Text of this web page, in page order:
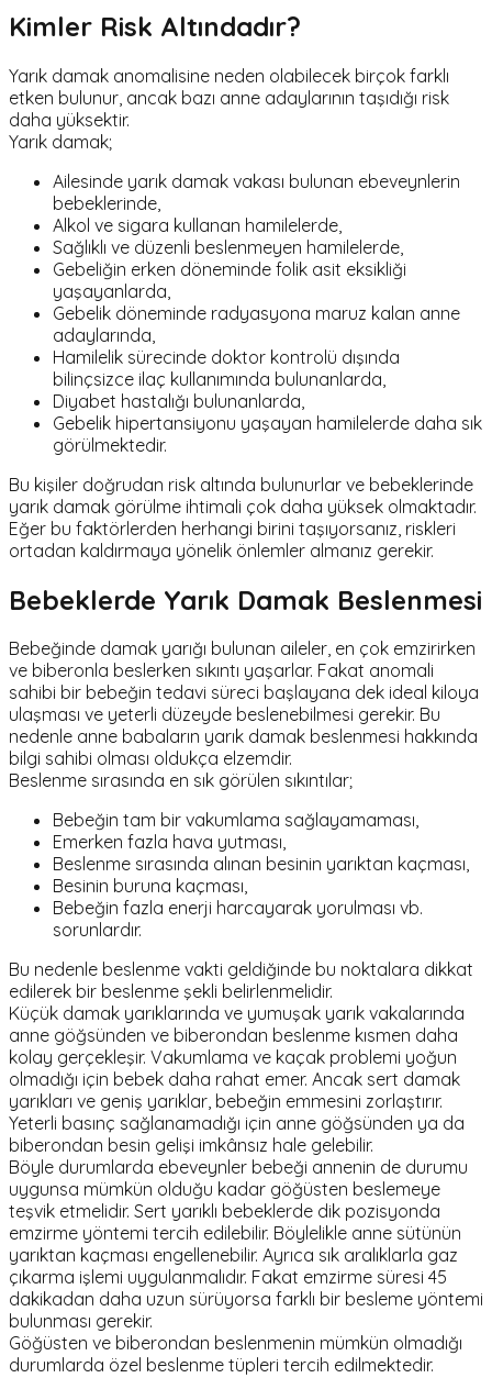
Kimler Risk Altındadır?
Yarık damak anomalisine neden olabilecek birçok farklı
etken bulunur, ancak bazı anne adaylarının taşıdığı risk
daha yüksektir.
Yarık damak;
Ailesinde yarık damak vakası bulunan ebeveynlerin
bebeklerinde,
Alkol ve sigara kullanan hamilelerde,
Sağlıklı ve düzenli beslenmeyen hamilelerde,
Gebeliğin erken döneminde folik asit eksikliği
yaşayanlarda,
Gebelik döneminde radyasyona maruz kalan anne
adaylarında,
Hamilelik sürecinde doktor kontrolü dışında
bilinçsizce ilaç kullanımında bulunanlarda,
Diyabet hastalığı bulunanlarda,
Gebelik hipertansiyonu yaşayan hamilelerde daha sık
görülmektedir.
Bu kişiler doğrudan risk altında bulunurlar ve bebeklerinde
yarık damak görülme ihtimali çok daha yüksek olmaktadır.
Eğer bu faktörlerden herhangi birini taşıyorsanız, riskleri
ortadan kaldırmaya yönelik önlemler almanız gerekir.
Bebeklerde Yarık Damak Beslenmesi
Bebeğinde damak yarığı bulunan aileler, en çok emzirirken
ve biberonla beslerken sıkıntı yaşarlar. Fakat anomali
sahibi bir bebeğin tedavi süreci başlayana dek ideal kiloya
ulaşması ve yeterli düzeyde beslenebilmesi gerekir. Bu
nedenle anne babaların yarık damak beslenmesi hakkında
bilgi sahibi olması oldukça elzemdir.
Beslenme sırasında en sık görülen sıkıntılar;
Bebeğin tam bir vakumlama sağlayamaması,
Emerken fazla hava yutması,
Beslenme sırasında alınan besinin yarıktan kaçması,
Besinin buruna kaçması,
Bebeğin fazla enerji harcayarak yorulması vb.
sorunlardır.
Bu nedenle beslenme vakti geldiğinde bu noktalara dikkat
edilerek bir beslenme şekli belirlenmelidir.
Küçük damak yarıklarında ve yumuşak yarık vakalarında
anne göğsünden ve biberondan beslenme kısmen daha
kolay gerçekleşir. Vakumlama ve kaçak problemi yoğun
olmadığı için bebek daha rahat emer. Ancak sert damak
yarıkları ve geniş yarıklar, bebeğin emmesini zorlaştırır.
Yeterli basınç sağlanamadığı için anne göğsünden ya da
biberondan besin gelişi imkânsız hale gelebilir.
Böyle durumlarda ebeveynler bebeği annenin de durumu
uygunsa mümkün olduğu kadar göğüsten beslemeye
teşvik etmelidir. Sert yarıklı bebeklerde dik pozisyonda
emzirme yöntemi tercih edilebilir. Böylelikle anne sütünün
yarıktan kaçması engellenebilir. Ayrıca sık aralıklarla gaz
çıkarma işlemi uygulanmalıdır. Fakat emzirme süresi 45
dakikadan daha uzun sürüyorsa farklı bir besleme yöntemi
bulunması gerekir.
Göğüsten ve biberondan beslenmenin mümkün olmadığı
durumlarda özel beslenme tüpleri tercih edilmektedir.